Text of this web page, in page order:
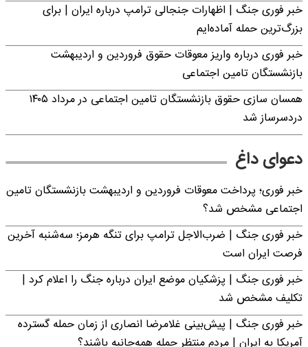
خبر فوری جنگ | اظهارات جنجالی ترامپ درباره ایران | برای
بزرگ‌ترین حمله آماده‌ایم
خبر فوری درباره واریز معوقات حقوق فروردین و اردیبهشت
بازنشستگان تامین اجتماعی
همسان سازی حقوق بازنشستگان تامین اجتماعی در مرداد ۱۴۰۵
دردسرساز شد
دعوای داغ
خبر فوری؛ پرداخت معوقات فروردین و اردیبهشت بازنشستگان تامین
اجتماعی مشخص شد؟
خبر فوری جنگ | ضرب‌الاجل ترامپ برای تنگه هرمز؛ سه‌شنبه آخرین
فرصت ایران است
خبر فوری جنگ | پزشکیان موضع ایران درباره جنگ را اعلام کرد |
تکلیف مشخص شد
خبر فوری جنگ | پیش‌بینی غلامرضا انصاری از زمان حمله گسترده
آمریکا به ایران | مردم منتظر حمله همه‌جانبه باشند؟